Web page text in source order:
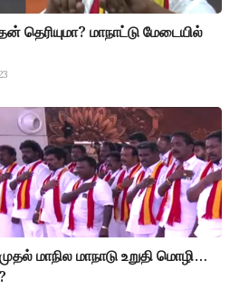
தெரியுமா? மாநாட்டு மேடையில்
மாநில மாநாடு உறுதி மொழி…